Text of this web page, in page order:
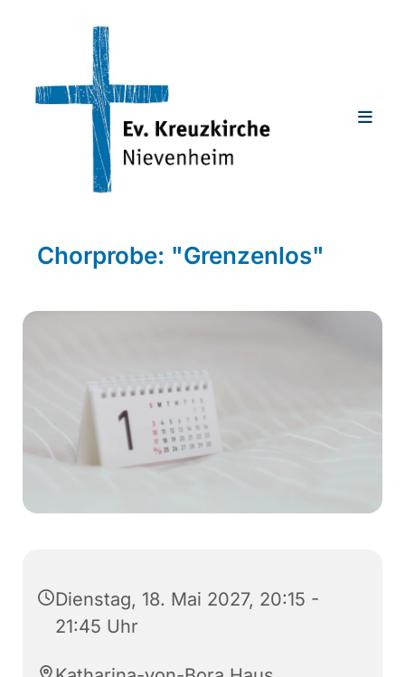
Chorprobe: "Grenzenlos"
Dienstag, 18. Mai 2027, 20:15 -
21:45 Uhr